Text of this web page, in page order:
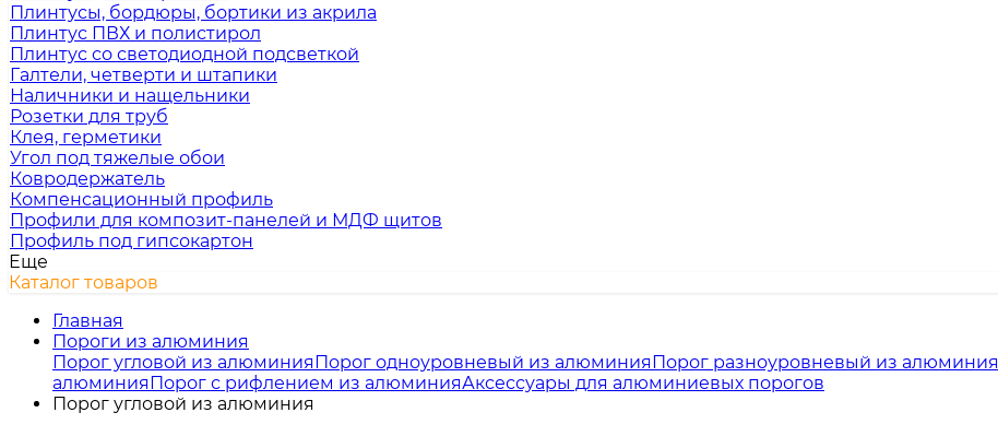
Плинтусы, бордюры, бортики из акрила
Плинтус ПВХ и полистирол
Плинтус со светодиодной подсветкой
Галтели, четверти и штапики
Наличники и нащельники
Розетки для труб
Клея, герметики
Угол под тяжелые обои
Ковродержатель
Компенсационный профиль
Профили для композит-панелей и МДФ щитов
Профиль под гипсокартон
Еще
Каталог товаров
Главная
Пороги из алюминия
Порог угловой из алюминияПорог одноуровневый из алюминияПорог разноуровневый из алюминия
алюминияПорог с рифлением из алюминияАксессуары для алюминиевых порогов
Порог угловой из алюминия